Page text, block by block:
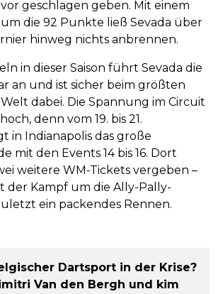
geschlagen geben. Mit einem
die 92 Punkte ließ Sevada über
hinweg nichts anbrennen.
in dieser Saison führt Sevada die
an und ist sicher beim größten
dabei. Die Spannung im Circuit
denn vom 19. bis 21.
in Indianapolis das große
mit den Events 14 bis 16. Dort
weitere WM-Tickets vergeben –
der Kampf um die Ally-Pally-
ein packendes Rennen.
Dartsport in der Krise?
Van den Bergh und kim